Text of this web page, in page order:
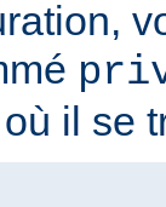
il se